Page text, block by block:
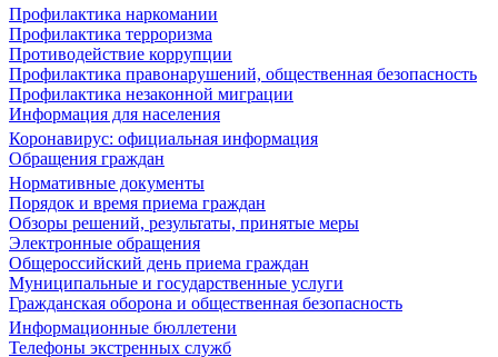
Профилактика наркомании
Профилактика терроризма
Противодействие коррупции
Профилактика правонарушений, общественная безопасность
Профилактика незаконной миграции
Информация для населения
Коронавирус: официальная информация
Обращения граждан
Нормативные документы
Порядок и время приема граждан
Обзоры решений, результаты, принятые меры
Электронные обращения
Общероссийский день приема граждан
Муниципальные и государственные услуги
Гражданская оборона и общественная безопасность
Информационные бюллетени
Телефоны экстренных служб